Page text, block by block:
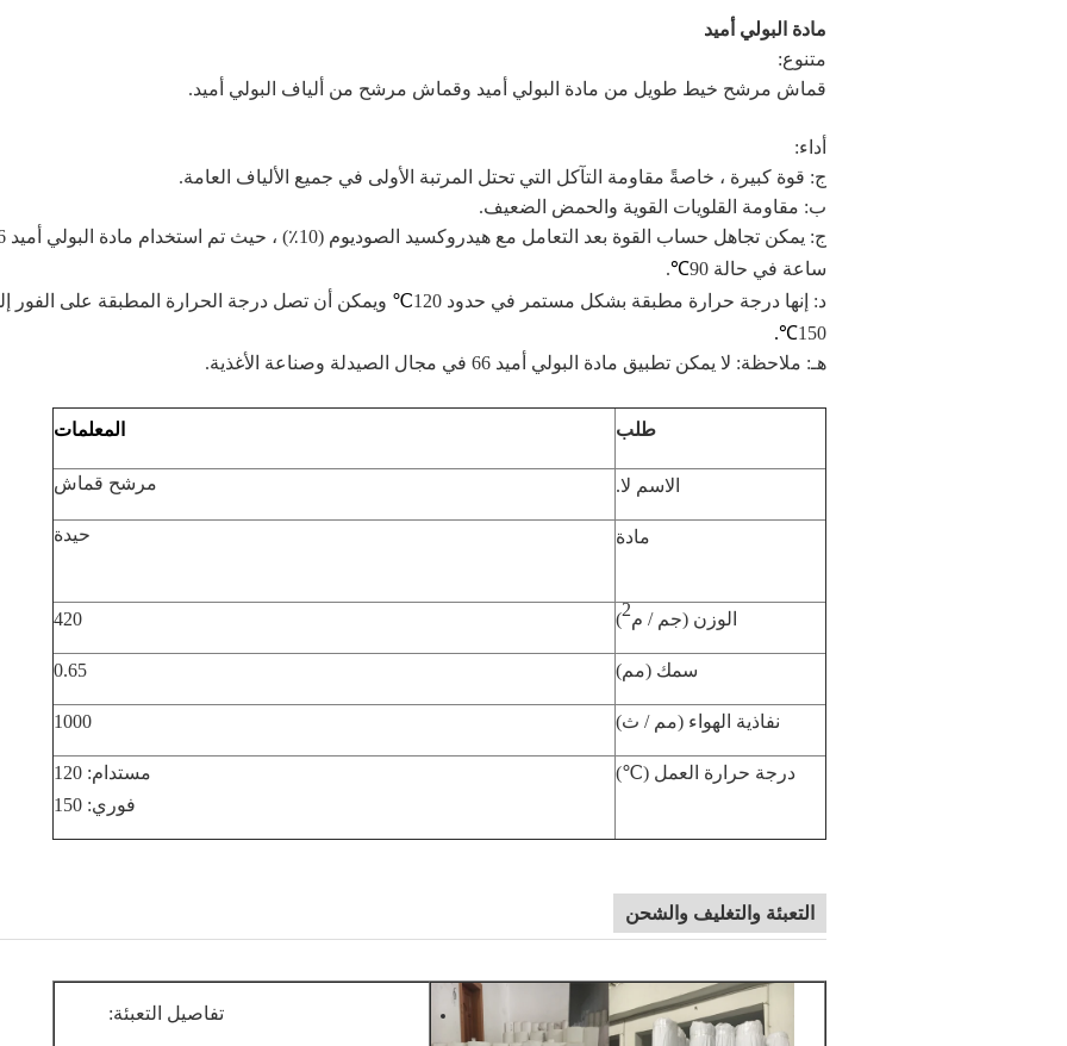
مادة البولي أميد
متنوع:
قماش مرشح خيط طويل من مادة البولي أميد وقماش مرشح من ألياف البولي أميد.
أداء:
ج: قوة كبيرة ، خاصةً مقاومة التآكل التي تحتل المرتبة الأولى في جميع الألياف العامة.
ب: مقاومة القلويات القوية والحمض الضعيف.
ج: يمكن تجاهل حساب
ساعة في حالة 90
℃
.
د: إنها درجة حرارة مطبقة بشكل مستمر في حدود 120
℃ ويمكن أن تصل درجة الحرارة المطبقة على الفور
150
℃.
هـ: ملاحظة: لا يمكن تطبيق مادة البولي أميد 66 في مجال الصيدلة وصناعة الأغذية.
طلب المعلمات
الاسم لا. مرشح قماش
مادة حيدة
الوزن (جم / م2
)
420
سمك (مم) 0.65
نفاذية الهواء (مم / ث) 1000
درجة حرارة العمل (℃)
مستدام: 120
فوري: 150
التعبئة والتغليف والشحن
تفاصيل التعبئة: